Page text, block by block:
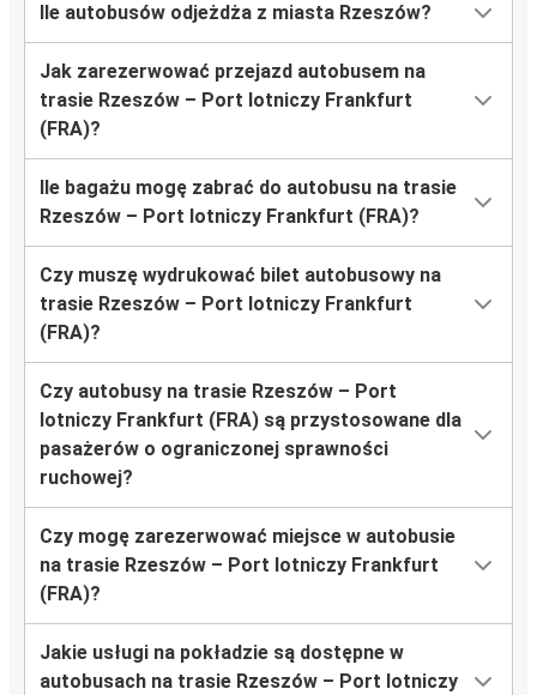
Ile autobusów odjeżdża z miasta Rzeszów?
Jak zarezerwować przejazd autobusem na
trasie Rzeszów – Port lotniczy Frankfurt
(FRA)?
Ile bagażu mogę zabrać do autobusu na trasie
Rzeszów – Port lotniczy Frankfurt (FRA)?
Czy muszę wydrukować bilet autobusowy na
trasie Rzeszów – Port lotniczy Frankfurt
(FRA)?
Czy autobusy na trasie Rzeszów – Port
lotniczy Frankfurt (FRA) są przystosowane dla
pasażerów o ograniczonej sprawności
ruchowej?
Czy mogę zarezerwować miejsce w autobusie
na trasie Rzeszów – Port lotniczy Frankfurt
(FRA)?
Jakie usługi na pokładzie są dostępne w
autobusach na trasie Rzeszów – Port lotniczy